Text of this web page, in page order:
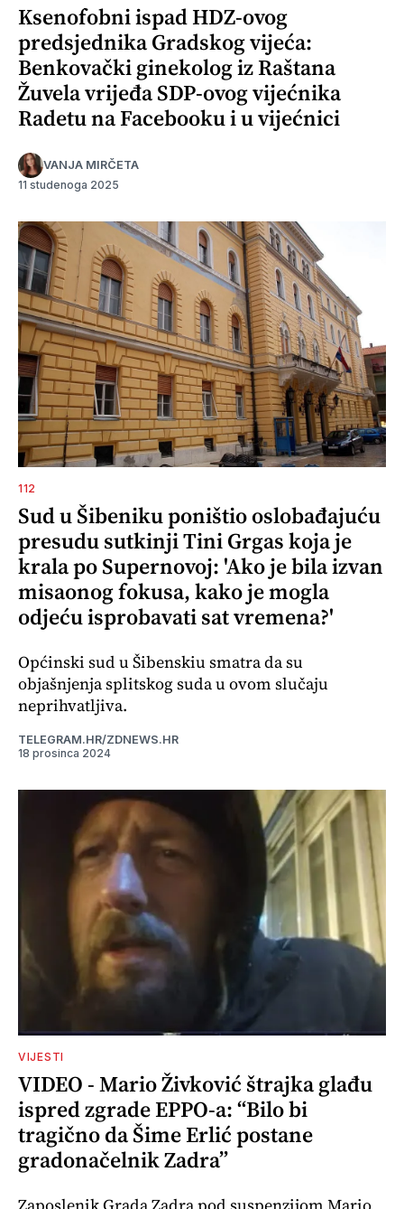
Ksenofobni ispad HDZ-ovog
predsjednika Gradskog vijeća:
Benkovački ginekolog iz Raštana
Žuvela vrijeđa SDP-ovog vijećnika
Radetu na Facebooku i u vijećnici
VANJA MIRČETA
11 studenoga 2025
112
Sud u Šibeniku poništio oslobađajuću
presudu sutkinji Tini Grgas koja je
krala po Supernovoj: 'Ako je bila izvan
misaonog fokusa, kako je mogla
odjeću isprobavati sat vremena?'
Općinski sud u Šibenskiu smatra da su
objašnjenja splitskog suda u ovom slučaju
neprihvatljiva.
TELEGRAM.HR/ZDNEWS.HR
18 prosinca 2024
VIJESTI
VIDEO - Mario Živković štrajka glađu
ispred zgrade EPPO-a: “Bilo bi
tragično da Šime Erlić postane
gradonačelnik Zadra”